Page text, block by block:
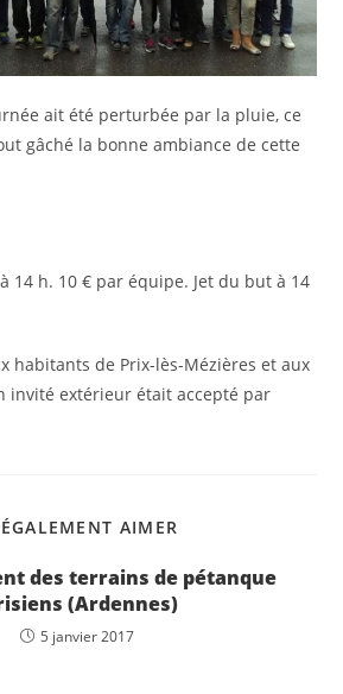
ait été perturbée par la pluie, ce
gâché la bonne ambiance de cette
14 h. 10 € par équipe. Jet du but à 14
habitants de Prix-lès-Mézières et aux
invité extérieur était accepté par
AIMER
des terrains de pétanque
(Ardennes)
5 janvier 2017